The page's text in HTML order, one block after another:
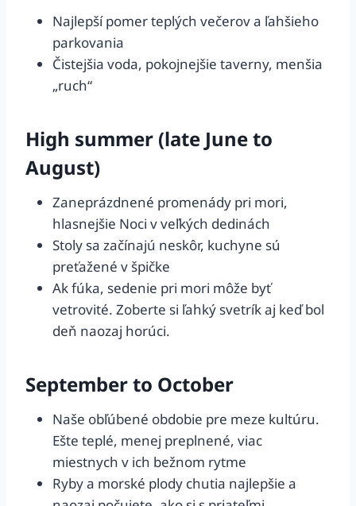
Najlepší pomer teplých večerov a ľahšieho
parkovania
Čistejšia voda, pokojnejšie taverny, menšia
„ruch“
High summer (late June to
August)
Zaneprázdnené promenády pri mori,
hlasnejšie Noci v veľkých dedinách
Stoly sa začínajú neskôr, kuchyne sú
preťažené v špičke
Ak fúka, sedenie pri mori môže byť
vetrovité. Zoberte si ľahký svetrík aj keď bol
deň naozaj horúci.
September to October
Naše obľúbené obdobie pre meze kultúru.
Ešte teplé, menej preplnené, viac
miestnych v ich bežnom rytme
Ryby a morské plody chutia najlepšie a